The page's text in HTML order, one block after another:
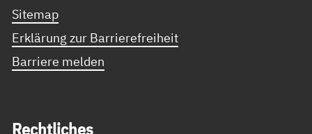
Sitemap
Erklärung zur Barrierefreiheit
Barriere melden
Recht­li­ches